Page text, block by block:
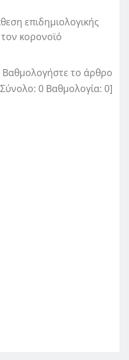
επιδημιολογικής
κορονοϊό
Βαθμολογήστε το άρθρο
0 Βαθμολογία: 0]